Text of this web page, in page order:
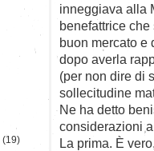
inneggiava alla
benefattrice
buon mercato e
dopo averla
(per non dire di
sollecitudine
Ne ha detto
considerazioni
La prima. È
(19)